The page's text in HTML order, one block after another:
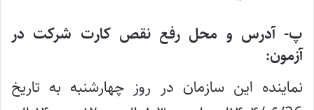
پ- آدرس و محل‌ رفع نقص کارت شرکت در
آزمون:
نماینده این سازمان در روز چهارشنبه به تاریخ